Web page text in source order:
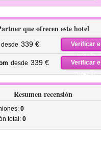
que ofrecen este hotel
desde 339 €
Verificar el
precio
desde 339 €
Verificar el
precio
Resumen recensión
0
total: 0